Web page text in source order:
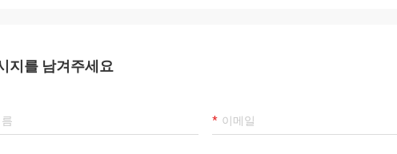
지를 남겨주세요